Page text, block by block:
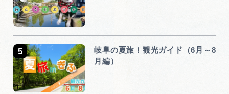
岐阜の夏旅！観光ガイド（6月～8
月編）